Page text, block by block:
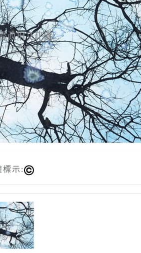
標示: